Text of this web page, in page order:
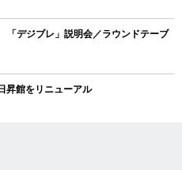
デジブレ」説明会／ラウンドテーブ
昇館をリニューアル